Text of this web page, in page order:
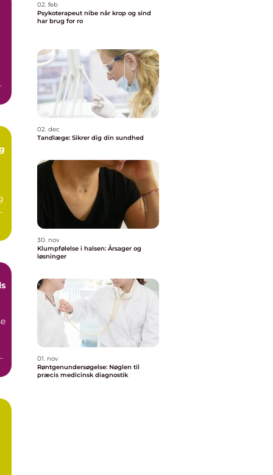
02. feb
Psykoterapeut nibe når krop og sind
har brug for ro
02. dec
Tandlæge: Sikrer dig din sundhed
30. nov
Klumpfølelse i halsen: Årsager og
løsninger
01. nov
Røntgenundersøgelse: Nøglen til
præcis medicinsk diagnostik